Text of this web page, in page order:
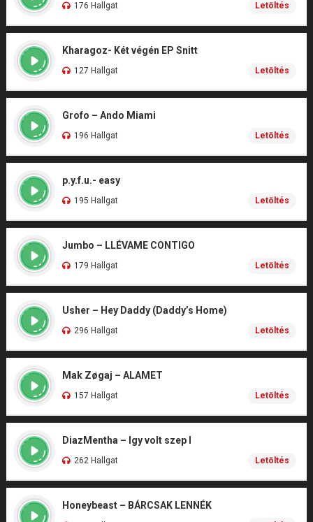
176 Hallgat Letöltés
Kharagoz- Két végén EP Snitt
127 Hallgat Letöltés
Grofo – Ando Miami
196 Hallgat Letöltés
p.y.f.u.- easy
195 Hallgat Letöltés
Jumbo – LLÉVAME CONTIGO
179 Hallgat Letöltés
Usher – Hey Daddy (Daddy’s Home)
296 Hallgat Letöltés
Mak Zøgaj – ALAMET
157 Hallgat Letöltés
DiazMentha – Igy volt szep I
262 Hallgat Letöltés
Honeybeast – BÁRCSAK LENNÉK